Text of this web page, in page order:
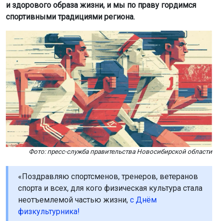
и здорового образа жизни, и мы по праву гордимся
спортивными традициями региона.
Фото: пресс-служба правительства Новосибирской области
«Поздравляю спортсменов, тренеров, ветеранов
спорта и всех, для кого физическая культура стала
неотъемлемой частью жизни, с Днём
физкультурника!